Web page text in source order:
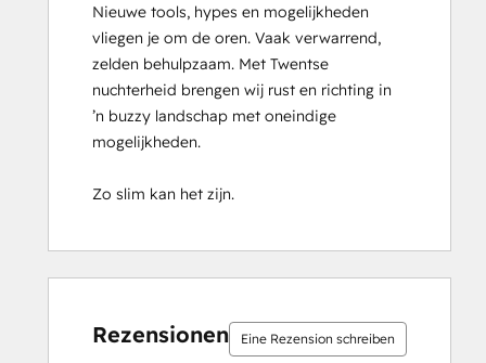
HubSpot Sales Hub Software
Certification
HubSpot Solutions Partner
HubSpot Trainer Certification
Inbound
Inbound Marketing
Inbound Sales
Objectives-Based Onboarding
Platform Consulting
Sales Enablement
Sales Management Training: Strategies
Nieuwe tools, hypes en mogelijkheden
vliegen je om de oren. Vaak verwarrend,
zelden behulpzaam. Met Twentse
nuchterheid brengen wij rust en richting in
’n buzzy landschap met oneindige
mogelijkheden.
Zo slim kan het zijn.
Rezensionen Eine Rezension schreiben